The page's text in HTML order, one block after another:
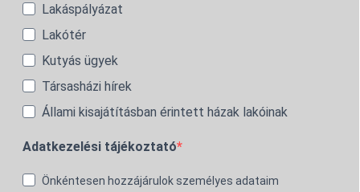
Lakáspályázat
Lakótér
Kutyás ügyek
Társasházi hírek
Állami kisajátításban érintett házak lakóinak
Adatkezelési tájékoztató
Önkéntesen hozzájárulok személyes adataim